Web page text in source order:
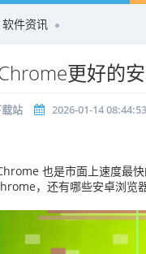
软件资讯
更好的
站 2026-01-14 08:44:53
也是市面上速度最
，还有哪些安卓浏览